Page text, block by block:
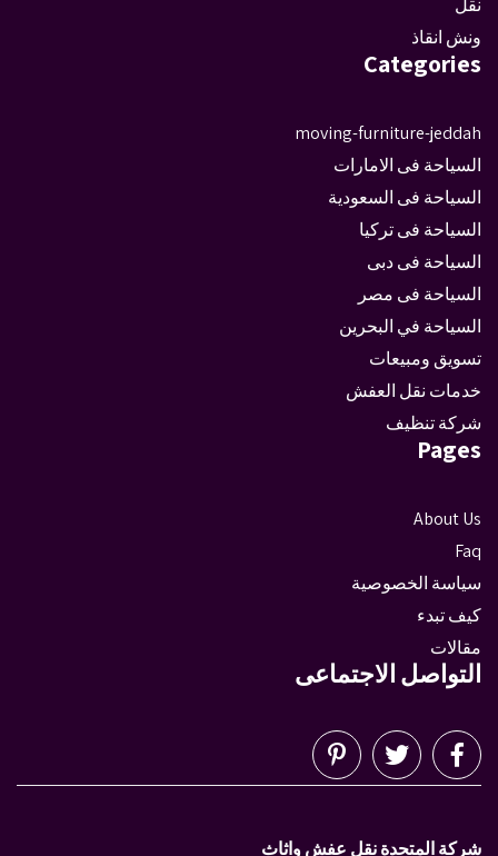
نقل
ونش انقاذ
Categories
moving-furniture-jeddah
السياحة فى الامارات
السياحة فى السعودية
السياحة فى تركيا
السياحة فى دبى
السياحة فى مصر
السياحة في البحرين
تسويق ومبيعات
خدمات نقل العفش
شركة تنظيف
Pages
About Us
Faq
سياسة الخصوصية
كيف تبدء
مقالات
التواصل الاجتماعى
شركة المتحدة نقل عفش واثاث